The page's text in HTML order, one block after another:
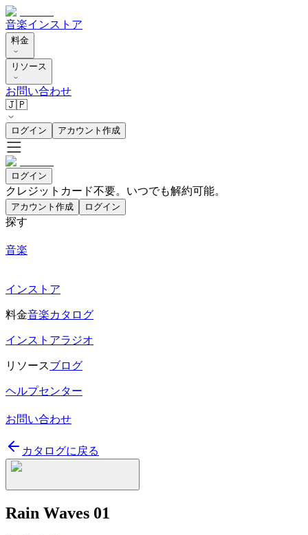
音楽インストア
料金
リソース
お問い合わせ
🇯🇵
ログイン アカウント作成
ログイン
クレジットカード不要。いつでも解約可能。
アカウント作成 ログイン
探す
音楽
インストア
料金音楽カタログ
インストアラジオ
リソースブログ
ヘルプセンター
お問い合わせ
カタログに戻る
Rain Waves 01